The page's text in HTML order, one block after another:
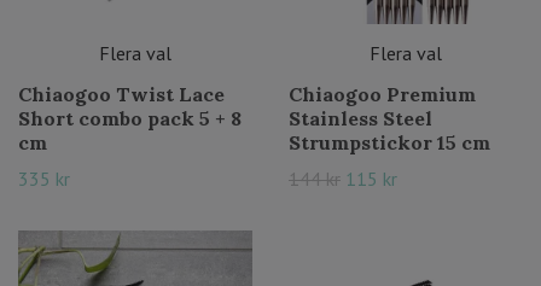
Flera val
Chiaogoo Twist Lace
Short combo pack 5 + 8
cm
335 kr
Flera val
Chiaogoo Premium
Stainless Steel
Strumpstickor 15 cm
144 kr 115 kr